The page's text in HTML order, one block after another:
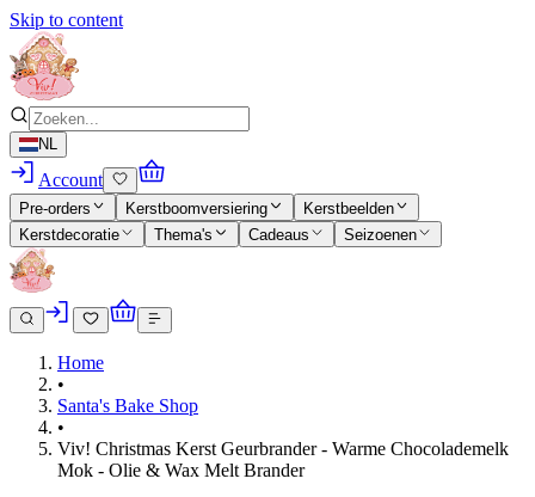
Skip to content
NL
Account
Pre-orders Kerstboomversiering
Kerstbeelden
Kerstdecoratie
Thema's Cadeaus Seizoenen
Home
•
Santa's Bake Shop
•
Viv! Christmas Kerst Geurbrander - Warme Chocolademelk
Mok - Olie & Wax Melt Brander